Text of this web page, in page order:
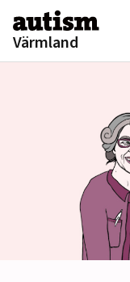
Hoppa till innehåll
Värmland